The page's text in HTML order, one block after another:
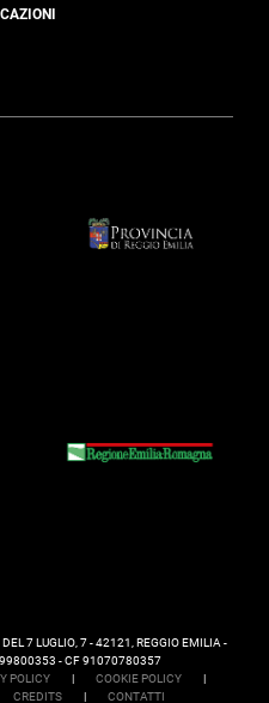
7 LUGLIO, 7 - 42121, REGGIO EMILIA -
- CF 91070780357
POLICY | COOKIE POLICY
|
CREDITS | CONTATTI